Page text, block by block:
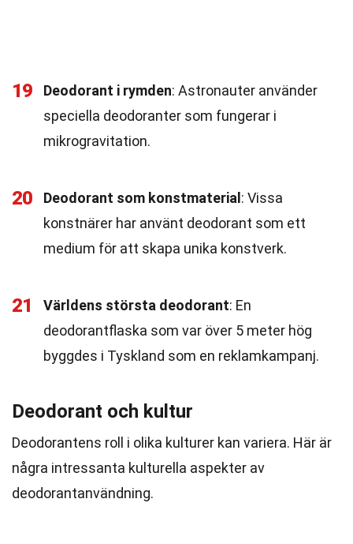
19 Deodorant i rymden: Astronauter använder
speciella deodoranter som fungerar i
mikrogravitation.
20 Deodorant som konstmaterial : Vissa
konstnärer har använt deodorant som ett
medium för att skapa unika konstverk.
21 Världens största deodorant: En
deodorantflaska som var över 5 meter hög
byggdes i Tyskland som en reklamkampanj.
Deodorant och kultur
Deodorantens roll i olika kulturer kan variera. Här är
några intressanta kulturella aspekter av
deodorantanvändning.